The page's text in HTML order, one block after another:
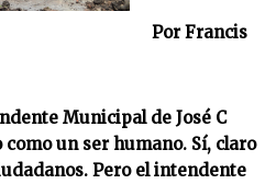
Por Francis
Municipal de José C
un ser humano. Sí, claro
Pero el intendente